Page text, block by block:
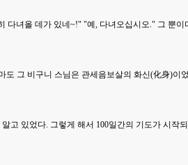
다녀올 데가 있네~!" "예, 다녀오십시오." 그 뿐이
도 그 비구니 스님은 관세음보살의 화신(化身)이
고 있었다. 그렇게 해서 100일간의 기도가 시작되